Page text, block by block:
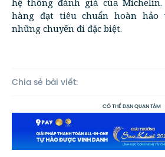
hàng đạt tiêu chuẩn hoàn hảo
những chuyến đi đặc biệt.
Chia sẻ bài viết:
CÓ THỂ BẠN QUAN TÂM